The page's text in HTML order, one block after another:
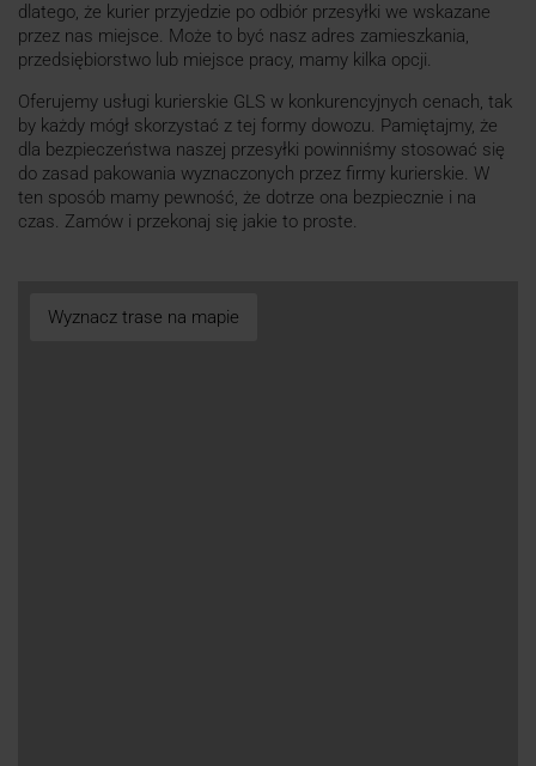
dlatego, że kurier przyjedzie po odbiór przesyłki we wskazane
przez nas miejsce. Może to być nasz adres zamieszkania,
przedsiębiorstwo lub miejsce pracy, mamy kilka opcji.
Oferujemy usługi kurierskie GLS w konkurencyjnych cenach, tak
by każdy mógł skorzystać z tej formy dowozu. Pamiętajmy, że
dla bezpieczeństwa naszej przesyłki powinniśmy stosować się
do zasad pakowania wyznaczonych przez firmy kurierskie. W
ten sposób mamy pewność, że dotrze ona bezpiecznie i na
czas. Zamów i przekonaj się jakie to proste.
Wyznacz trase na mapie